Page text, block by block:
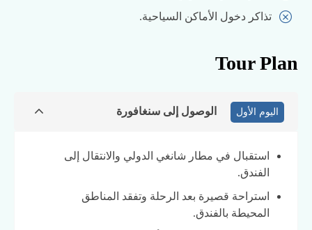
تذاكر دخول الأماكن السياحية.
Tour Plan
اليوم الأول الوصول إلى سنغافورة
استقبال في مطار شانغي الدولي والانتقال إلى
الفندق.
استراحة قصيرة بعد الرحلة وتفقد المناطق
المحيطة بالفندق.